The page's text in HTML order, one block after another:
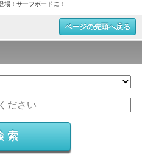
場！サーフボードに！
ページの先頭へ戻る